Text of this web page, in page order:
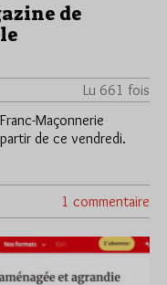
de
Lu 661 fois
Maçonnerie
de ce vendredi.
1 commentaire